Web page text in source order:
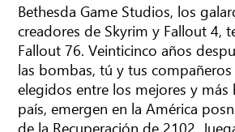
Bethesda Game Studios, los
creadores de Skyrim y Fallout 4,
Fallout 76. Veinticinco años
las bombas, tú y tus
elegidos entre los mejores y más
país, emergen en la América
de la Recuperación de 2102.